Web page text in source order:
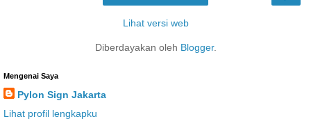
Lihat versi web
Diberdayakan oleh Blogger.
Mengenai Saya
Pylon Sign Jakarta
Lihat profil lengkapku